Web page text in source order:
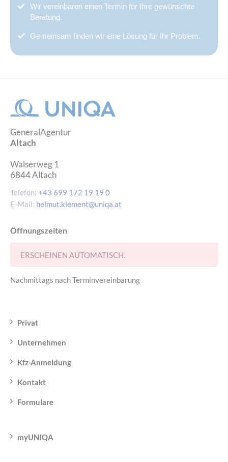
Wir vereinbaren einen Termin für Ihre gewünschte
Beratung.
Gemeinsam finden wir eine Lösung für Ihr Problem.
GeneralAgentur
Altach
Walserweg 1
6844Altach
Telefon: +43 699 172 19 19 0
E-Mail: helmut.klement@uniqa.at
Öffnungszeiten
ERSCHEINEN AUTOMATISCH.
Nachmittags nach Terminvereinbarung
Privat
Unternehmen
Kfz-Anmeldung
Kontakt
Formulare
myUNIQA